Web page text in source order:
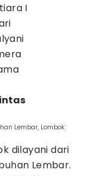
I
Lembar, Lombok
dilayani dari
Lembar.